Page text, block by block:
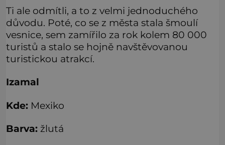
Ti ale odmítli, a to z velmi jednoduchého
důvodu. Poté, co se z města stala šmoulí
vesnice, sem zamířilo za rok kolem 80 000
turistů a stalo se hojně navštěvovanou
turistickou atrakcí.
Izamal
Kde: Mexiko
Barva: žlutá